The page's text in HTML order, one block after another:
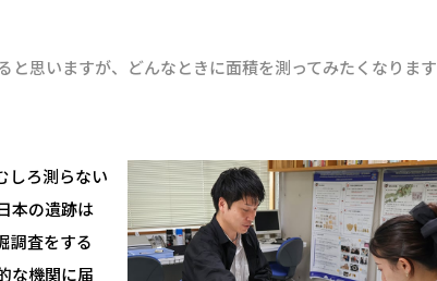
思いますが、どんなときに面積を測ってみたくなります
しろ測らない
本の遺跡は
調査をする
な機関に届